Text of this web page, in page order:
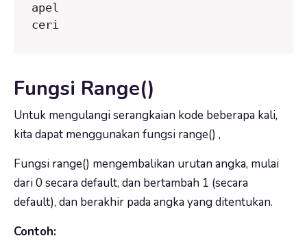
apel
ceri
Fungsi Range()
Untuk mengulangi serangkaian kode beberapa kali,
kita dapat menggunakan fungsi range() ,
Fungsi range() mengembalikan urutan angka, mulai
dari 0 secara default, dan bertambah 1 (secara
default), dan berakhir pada angka yang ditentukan.
Contoh: